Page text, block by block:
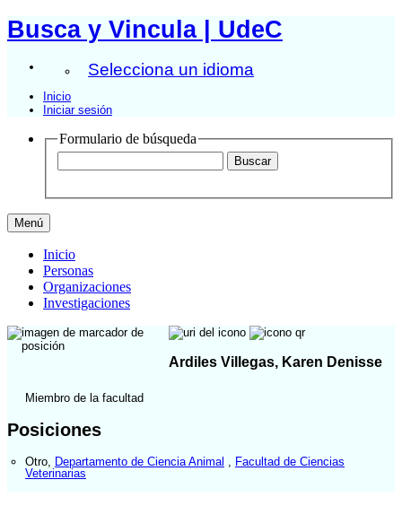
Busca y Vincula | UdeC
Selecciona un idioma
Inicio
Iniciar sesión
Formulario de búsqueda
Menú
Inicio
Personas
Organizaciones
Investigaciones
Ardiles Villegas, Karen Denisse
Miembro de la facultad
Posiciones
Otro Departamento de Ciencia Animal
Facultad de Ciencias
Veterinarias